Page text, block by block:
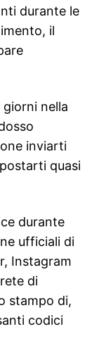
durante le
il
nella
inviarti
quasi
durante
ufficiali di
Instagram
di
stampo di,
codici